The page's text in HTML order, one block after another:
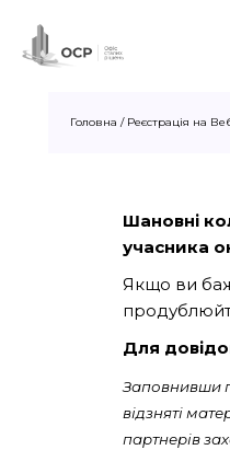
Головна / Реєстрація на
Шановні
учасника
Якщо ви
Для
Заповнивши
відзняті
партнерів